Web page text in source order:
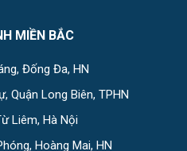
MIỀN BẮC
Đống Đa, HN
Quận Long Biên, TPHN
Liêm, Hà Nội
Hoàng Mai, HN